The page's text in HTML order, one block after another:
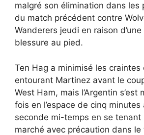
malgré son élimination dans les
du match précédent contre
Wanderers jeudi en raison d’une
blessure au pied.
Ten Hag a minimisé les craintes
entourant Martinez avant le
West Ham, mais l’Argentin s’est
fois en l’espace de cinq
seconde mi-temps en se tenant
marché avec précaution dans le